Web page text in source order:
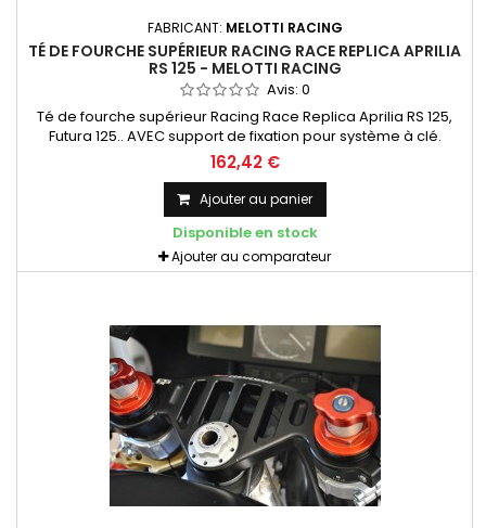
FABRICANT: MELOTTI RACING
TÉ DE FOURCHE SUPÉRIEUR RACING RACE REPLICA APRILIA
RS 125 - MELOTTI RACING
Avis: 0
Té de fourche supérieur Racing Race Replica Aprilia RS 125,
Futura 125.. AVEC support de fixation pour système à clé.
Tubes en diamètre 50 mm Aprilia 125 de 1992 à 2012 Té taillé
dans la masse (CNC)
162,42 €
Ajouter au panier
Disponible en stock
Ajouter au comparateur